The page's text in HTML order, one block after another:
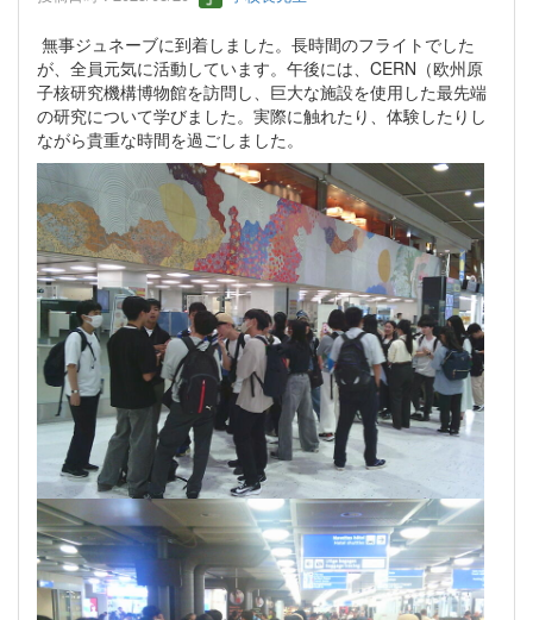
無事ジュネーブに到着しました。長時間のフライトでした
が、全員元気に活動しています。午後には、CERN（欧州原
子核研究機構博物館を訪問し、巨大な施設を使用した最先端
の研究について学びました。実際に触れたり、体験したりし
ながら貴重な時間を過ごしました。